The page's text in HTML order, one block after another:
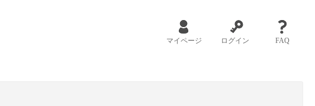
マイページ ログイン FAQ